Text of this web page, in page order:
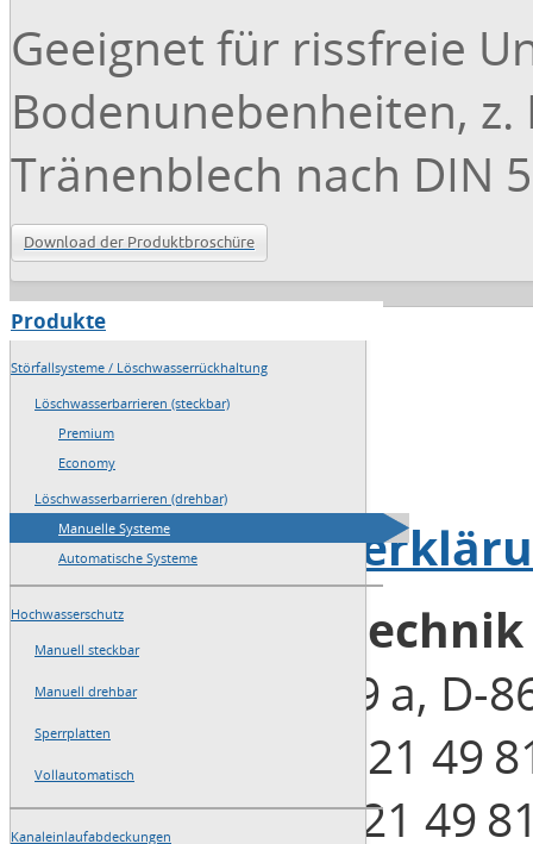
Geeignet für rissfreie
Bodenunebenheiten, z.
Tränenblech nach DIN
Download der Produktbroschüre
Produkte
Störfallsysteme / Löschwasserrückhaltung
Löschwasserbarrieren (steckbar)
Premium
Economy
Löschwasserbarrieren (drehbar)
Manuelle Systeme
Automatische Systeme
Hochwasserschutz
Manuell steckbar
Manuell drehbar
Sperrplatten
Vollautomatisch
Kanaleinlaufabdeckungen
→Home
→Sitemap
→Impressum
→
Blobel Umwelttechnik
Henleinstraße 29 a, D-
Telefon: +49 (0)821 49
Telefax: +49 (0)821 49